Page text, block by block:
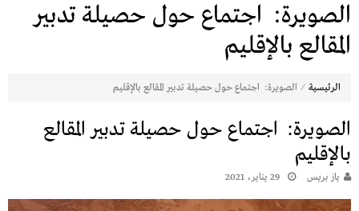
الصويرة: اجتماع حول حصيلة تدبير
المقالع بالإقليم
الرئيسية ⁄ الصويرة: اجتماع حول حصيلة تدبير المقالع بالإقليم
الصويرة: اجتماع حول حصيلة تدبير المقالع
بالإقليم
يـاز بريـس 29 يناير، 2021